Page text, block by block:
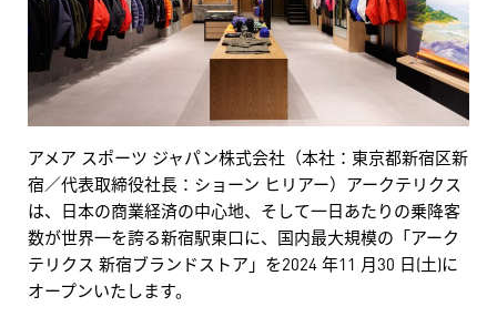
アメア スポーツ ジャパン株式会社（本社：東京都新宿区新
宿／代表取締役社長：ショーン ヒリアー）アークテリクス
は、日本の商業経済の中心地、そして一日あたりの乗降客
数が世界一を誇る新宿駅東口に、国内最大規模の「アーク
テリクス 新宿ブランドストア」を2024 年11 月30 日(土)に
オープンいたします。